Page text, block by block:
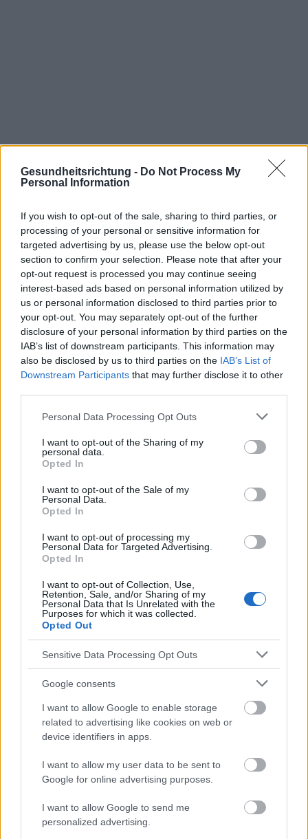
Gesundheitsrichtung - Do Not Process My
Personal Information
If you wish to opt-out of the sale, sharing to third parties, or
processing of your personal or sensitive information for
targeted advertising by us, please use the below opt-out
section to confirm your selection. Please note that after your
opt-out request is processed you may continue seeing
interest-based ads based on personal information utilized by
us or personal information disclosed to third parties prior to
your opt-out. You may separately opt-out of the further
disclosure of your personal information by third parties on the
IAB’s list of downstream participants. This information may
also be disclosed by us to third parties on the IAB’s List of
Downstream Participants that may further disclose it to other
Please note that this website/app uses one or more Google
not limited to your visit or usage behaviour. You may click to
grant or deny consent to Google and its third-party tags to
use your data for below specified purposes in below Google
consent section.
Personal Data Processing Opt Outs
I want to opt-out of the Sharing of my
personal data.
Opted In
I want to opt-out of the Sale of my
Personal Data.
Opted In
I want to opt-out of processing my
Personal Data for Targeted Advertising.
Opted In
I want to opt-out of Collection, Use,
Retention, Sale, and/or Sharing of my
Personal Data that Is Unrelated with the
Purposes for which it was collected.
Opted Out
Sensitive Data Processing Opt Outs
Google consents
I want to allow Google to enable storage
related to advertising like cookies on web or
device identifiers in apps.
I want to allow my user data to be sent to
Google for online advertising purposes.
I want to allow Google to send me
personalized advertising.
Interessant? Teilen sie es auf Facebook!
Möchten Sie auf dem Laufenden bleiben?
Folgen Sie uns auf
Goo
News
ZUGEHÖRIG
Themen Depression - klinisch Geistige-gesundheit
Klimakatastrophe Klimastress Klimatief Symptome
Quellen
analysis-of-the-concept,127900,0,1.html
Die Inhalte und Materialien auf dieser Website dienen nur zu
Bildungs- und Informationszwecken. Der Herausgeber und die
Redaktion der Website sind nicht für die Ergebnisse ihrer
Anwendung verantwortlich. Bevor Sie Ratschläge oder Tipps auf
der Website verwenden, ist es unbedingt erforderlich, einen Arzt
zu konsultieren.
Werbung: